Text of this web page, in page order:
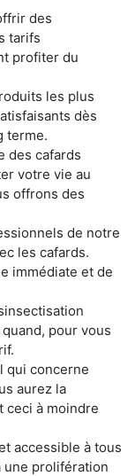
des
tarifs
profiter du
les plus
dès
terme.
des cafards
votre vie au
offrons des
de notre
les cafards.
immédiate et de
pour vous
qui concerne
aurez la
ceci à moindre
accessible à tous
prolifération